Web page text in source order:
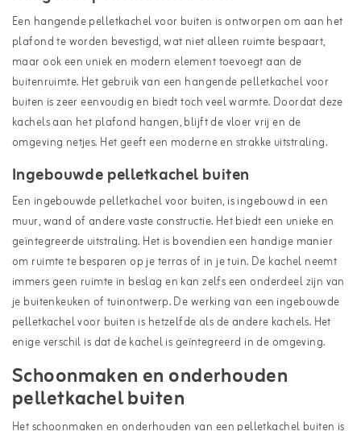
Een hangende pelletkachel voor buiten is ontworpen om aan het
plafond te worden bevestigd, wat niet alleen ruimte bespaart,
maar ook een uniek en modern element toevoegt aan de
buitenruimte. Het gebruik van een hangende pelletkachel voor
buiten is zeer eenvoudig en biedt toch veel warmte. Doordat deze
kachels aan het plafond hangen, blijft de vloer vrij en de
omgeving netjes. Het geeft een moderne en strakke uitstraling.
Ingebouwde pelletkachel buiten
Een ingebouwde pelletkachel voor buiten, is ingebouwd in een
muur, wand of andere vaste constructie. Het biedt een unieke en
geïntegreerde uitstraling. Het is bovendien een handige manier
om ruimte te besparen op je terras of in je tuin. De kachel neemt
immers geen ruimte in beslag en kan zelfs een onderdeel zijn van
je buitenkeuken of tuinontwerp. De werking van een ingebouwde
pelletkachel voor buiten is hetzelfde als de andere kachels. Het
enige verschil is dat de kachel is geïntegreerd in de omgeving.
Schoonmaken en onderhouden
pelletkachel buiten